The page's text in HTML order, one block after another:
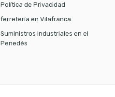
Política de Privacidad
ferretería en Vilafranca
Suministros industriales en el
Penedés